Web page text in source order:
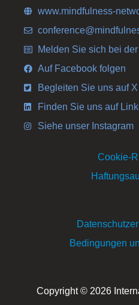
www.mindfulness-
Melden Sie sich bei
Auf Facebook folgen
Begleiten Sie uns auf
Finden Sie uns auf
Siehe unser Instagram
Cookie-
Bedingungen
Copyright © 2026